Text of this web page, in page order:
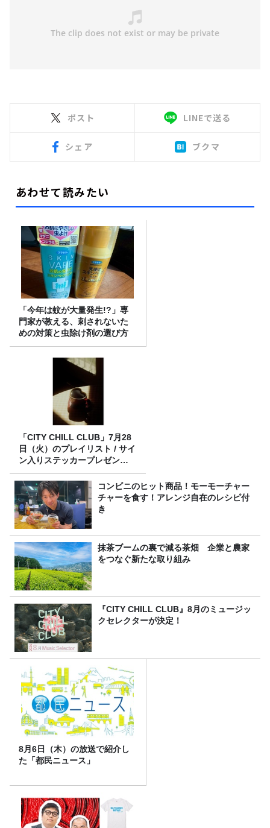
ポスト LINEで送る
シェア ブクマ
あわせて読みたい
「今年は蚊が大量発生!?」専
門家が教える、刺されないた
めの対策と虫除け剤の選び方
「CITY CHILL CLUB」7月28
日（火）のプレイリスト / サイ
ン入りステッカープレゼント
有り
コンビニのヒット商品！モーモーチャー
チャーを食す！アレンジ自在のレシピ付
き
抹茶ブームの裏で減る茶畑 企業と農家
をつなぐ新たな取り組み
『CITY CHILL CLUB』8月のミュージッ
クセレクターが決定！
8月6日（木）の放送で紹介し
た「都民ニュース」